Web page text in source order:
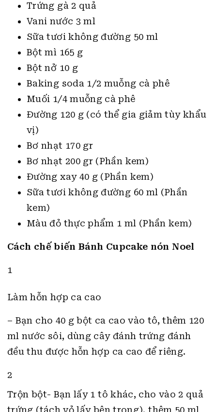
Trứng gà 2 quả
Vani nước 3 ml
Sữa tươi không đường 50 ml
Bột mì 165 g
Bột nở 10 g
Baking soda 1/2 muỗng cà phê
Muối 1/4 muỗng cà phê
Đường 120 g (có thể gia giảm tùy khẩu
vị)
Bơ nhạt 170 gr
Bơ nhạt 200 gr (Phần kem)
Đường xay 40 g (Phần kem)
Sữa tươi không đường 60 ml (Phần
kem)
Màu đỏ thực phẩm 1 ml (Phần kem)
Cách chế biến Bánh Cupcake nón Noel
1
Làm hỗn hợp ca cao
– Bạn cho 40 g bột ca cao vào tô, thêm 120
ml nước sôi, dùng cây đánh trứng đánh
đều thu được hỗn hợp ca cao để riêng.
2
Trộn bột- Bạn lấy 1 tô khác, cho vào 2 quả
trứng (tách vỏ lấy bên trong), thêm 50 ml